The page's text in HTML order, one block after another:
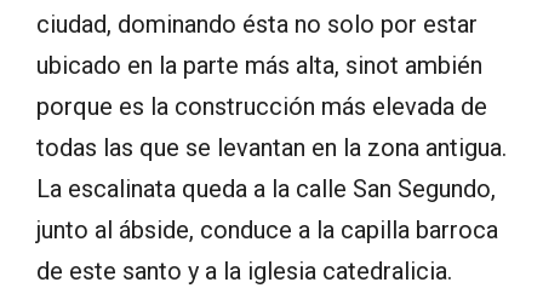
ciudad, dominando ésta no solo por estar
ubicado en la parte más alta, sinot ambién
porque es la construcción más elevada de
todas las que se levantan en la zona antigua.
La escalinata queda a la calle San Segundo,
junto al ábside, conduce a la capilla barroca
de este santo y a la iglesia catedralicia.